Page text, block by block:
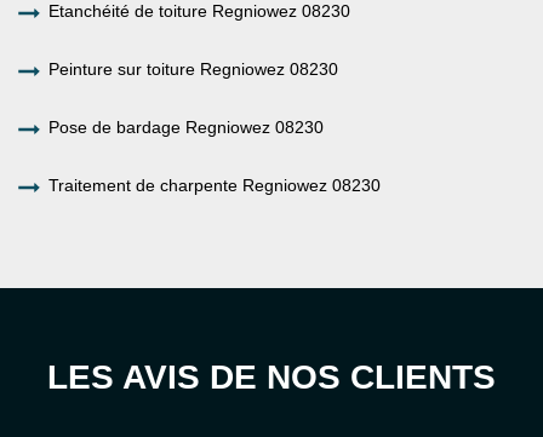
Etanchéité de toiture Regniowez 08230
Peinture sur toiture Regniowez 08230
Pose de bardage Regniowez 08230
Traitement de charpente Regniowez 08230
LES AVIS DE NOS CLIENTS